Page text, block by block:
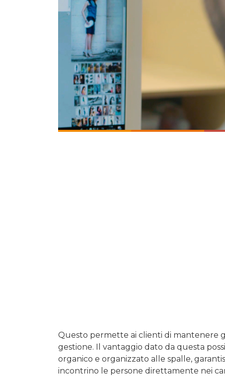
Questo permette ai clienti di mantenere
gestione. Il vantaggio dato da questa
organico e organizzato alle spalle,
incontrino le persone direttamente nei